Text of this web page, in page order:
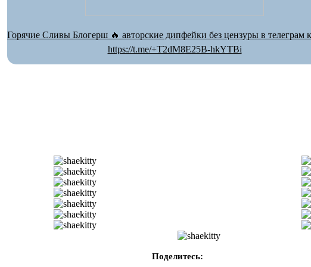
Горячие Сливы Блогерш 🔥 авторские дипфейки без цензуры в телеграм
https://t.me/+T2dM8E25B-hkYTBi
Поделитесь: